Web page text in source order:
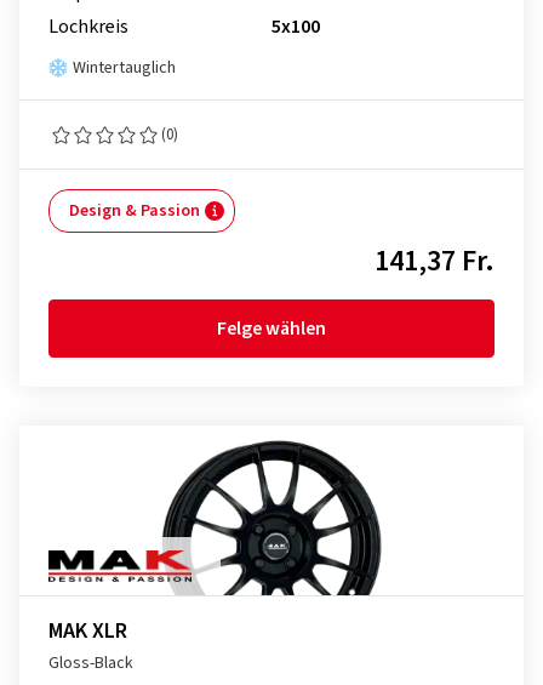
Lochkreis
5x100
Wintertauglich
(0)
Design & Passion
141,37 Fr.
Felge wählen
MAK XLR
Gloss-Black